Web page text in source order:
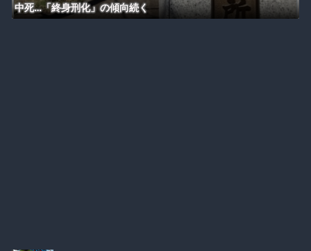
中死…「終身刑化」の傾向続く